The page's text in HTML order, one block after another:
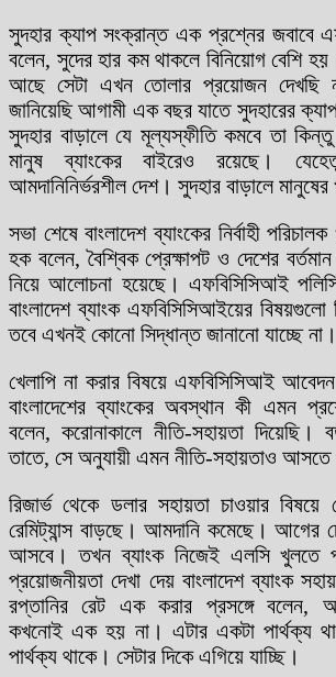
সুদহার ক্যাপ সংক্রান্ত এক প্রশ্নের জবাবে
বলেন, সুদের হার কম থাকলে বিনিয়োগ বেশি
আছে সেটা এখন তোলার প্রয়োজন
জানিয়েছি আগামী এক বছর যাতে সুদহারের
সুদহার বাড়ালে যে মূল্যস্ফীতি কমবে তা
মানুষ ব্যাংকের বাইরেও রয়েছে।
আমদানিনির্ভরশীল দেশ। সুদহার বাড়ালে মানুষের
সভা শেষে বাংলাদেশ ব্যাংকের নির্বাহী
হক বলেন, বৈশ্বিক প্রেক্ষাপট ও দেশের
নিয়ে আলোচনা হয়েছে। এফবিসিসিআই
বাংলাদেশ ব্যাংক এফবিসিসিআইয়ের বিষয়গুলো
তবে এখনই কোনো সিদ্ধান্ত জানানো যাচ্ছে না।
খেলাপি না করার বিষয়ে এফবিসিসিআই
বাংলাদেশের ব্যাংকের অবস্থান কী এমন
বলেন, করোনাকালে নীতি-সহায়তা দিয়েছি।
তাতে, সে অনুযায়ী এমন নীতি-সহায়তাও আসতে
রিজার্ভ থেকে ডলার সহায়তা চাওয়ার
রেমিট্যান্স বাড়ছে। আমদানি কমেছে। আগের
আসবে। তখন ব্যাংক নিজেই এলসি খুলতে
প্রয়োজনীয়তা দেখা দেয় বাংলাদেশ ব্যাংক
রপ্তানির রেট এক করার প্রসঙ্গে বলেন,
কখনোই এক হয় না। এটার একটা পার্থক্য
পার্থক্য থাকে। সেটার দিকে এগিয়ে যাচ্ছি।